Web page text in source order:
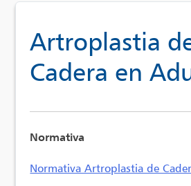
Artroplastia
Cadera en
Normativa
Normativa Artroplastia de